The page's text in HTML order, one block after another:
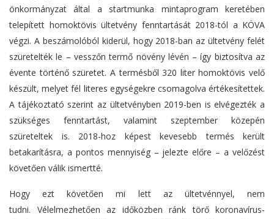
önkormányzat által a startmunka mintaprogram keretében
telepített homoktövis ültetvény fenntartását 2018-tól a KÖVA
végzi. A beszámolóból kiderül, hogy 2018-ban az ültetvény felét
szüretelték le – vesszőn termő növény lévén – így biztosítva az
évente történő szüretet. A termésből 320 liter homoktövis velő
készült, melyet fél literes egységekre csomagolva értékesítettek.
A tájékoztató szerint az ültetvényben 2019-ben is elvégezték a
szükséges fenntartást, valamint szeptember közepén
szüreteltek is. 2018-hoz képest kevesebb termés került
betakarításra, a pontos mennyiség – jelezte előre – a velőzést
követően válik ismertté.
Hogy ezt követően mi lett az ültetvénnyel, nem
tudni. Vélelmezhetően az időközben ránk törő koronavírus-